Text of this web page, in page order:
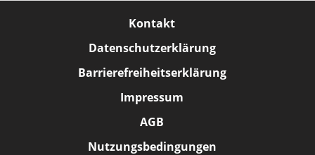
Kontakt
Datenschutzerklärung
Barrierefreiheitserklärung
Impressum
AGB
Nutzungsbedingungen